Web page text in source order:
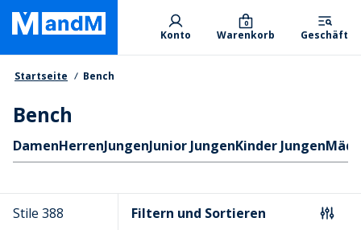
Skip
main
content
Primary departments
Konto Warenkorb
0
Geschäft
Brotkrumen
Startseite Bench
Bench
Schnellzugriff
DamenHerrenJungenJunior JungenKinder Jungen
Stile 388 Filtern und Sortieren